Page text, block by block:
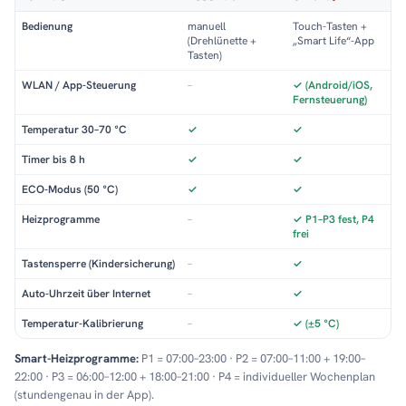
Bedienung
manuell
(Drehlünette +
Tasten)
Touch-Tasten +
„Smart Life“-App
WLAN / App-Steuerung –
✓ (Android/iOS,
Fernsteuerung)
Temperatur 30–70 °C ✓ ✓
Timer bis 8 h ✓ ✓
ECO-Modus (50 °C) ✓ ✓
Heizprogramme –
✓ P1–P3 fest, P4
frei
Tastensperre (Kindersicherung) – ✓
Auto-Uhrzeit über Internet – ✓
Temperatur-Kalibrierung – ✓ (±5 °C)
Smart-Heizprogramme: P1 = 07:00–23:00 · P2 = 07:00–11:00 + 19:00–
22:00 · P3 = 06:00–12:00 + 18:00–21:00 · P4 = individueller Wochenplan
(stundengenau in der App).